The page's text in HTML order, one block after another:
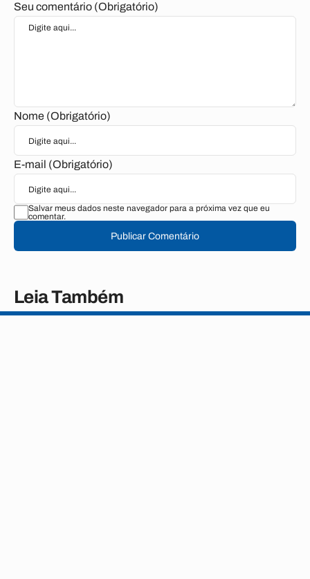
Seu comentário (Obrigatório)
Nome (Obrigatório)
E-mail (Obrigatório)
Salvar meus dados neste navegador para a próxima vez que eu
comentar.
Publicar Comentário
Leia Também